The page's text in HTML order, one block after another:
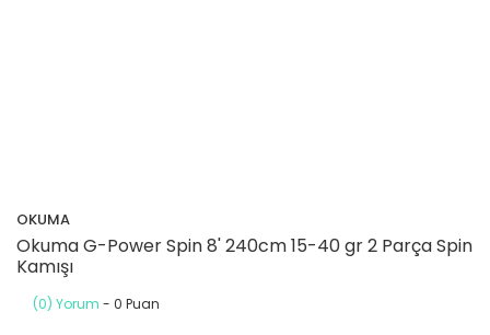
OKUMA
Okuma G-Power Spin 8' 240cm 15-40 gr 2 Parça Spin
Kamışı
(0) Yorum - 0 Puan